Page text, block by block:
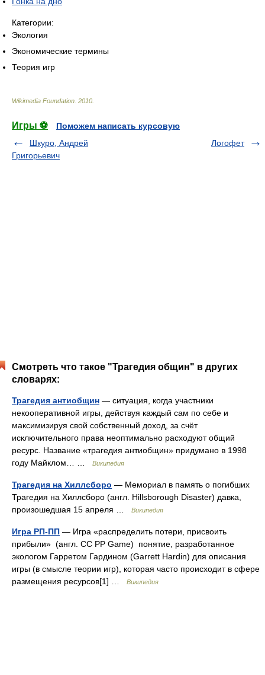
Категории:
Экология
Экономические термины
Теория игр
Wikimedia Foundation 2010
Игры ⚽
Поможем написать курсовую
Шкуро, Андрей
Григорьевич
Логофет
Смотреть что такое "Трагедия общин" в других
словарях:
Трагедия антиобщин — ситуация, когда участники
некооперативной игры, действуя каждый сам по себе и
максимизируя свой собственный доход, за счёт
исключительного права неоптимально расходуют общий
ресурс. Название «трагедия антиобщин» придумано в 1998
году Майклом… …
Википедия
Трагедия на Хиллсборо — Мемориал в память о погибших
Трагедия на Хиллсборо (англ. Hillsborough Disaster) давка,
произошедшая 15 апреля …
Википедия
Игра РП-ПП — Игра «распределить потери, присвоить
прибыли» (англ. CC PP Game) понятие, разработанное
экологом Гарретом Гардином (Garrett Hardin) для описания
игры (в смысле теории игр), которая часто происходит в сфере
размещения ресурсов[1] …
Википедия